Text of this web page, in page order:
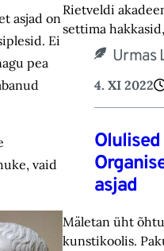
asjad on
Ei
pea
vaid
Rietveldi
settima
Urmas
4. XI 2022
asjad
Mäletan üht
kunsti­koolis.